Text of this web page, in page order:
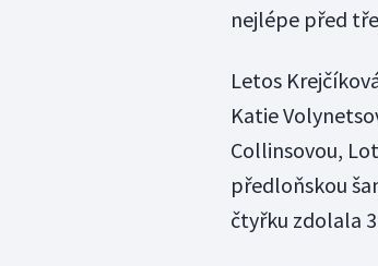
nejlépe před
Letos
Katie
Collinsovou,
předloňskou
čtyřku zdolala